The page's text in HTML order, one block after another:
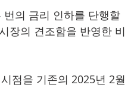
번의 금리 인하를 단행할
장의 견조함을 반영한 비
점을 기존의 2025년 2월